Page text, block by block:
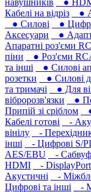
Кабелі на відріз
●
● Силові
●
Аксесуари
●
Апаратні роз'єми
піни
● Роз'єми
та інші
● Силові
розетки
● Силові
та тримачі
● Для
вібророзв'язки
●
Припій зі сріблом
Кабелі готові
-
вінілу
-
інші
- Цифрові S/
AES/EBU
-
HDMI
- DisplayPort
Акустичні
-
Цифрові та інші
-